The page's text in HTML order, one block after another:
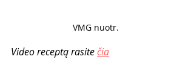
VMG nuotr.
Video receptą rasite čia